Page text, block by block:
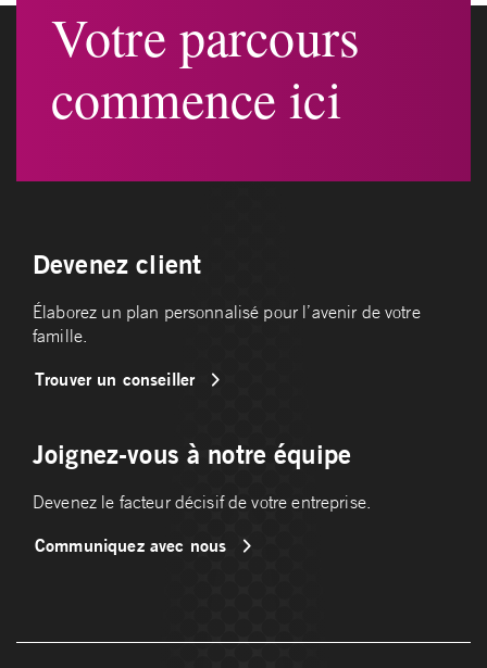
Votre parcours
commence ici
Devenez client
Élaborez un plan personnalisé pour l’avenir de votre
famille.
Trouver un conseiller
Joignez-vous à notre équipe
Devenez le facteur décisif de votre entreprise.
Communiquez avec nous